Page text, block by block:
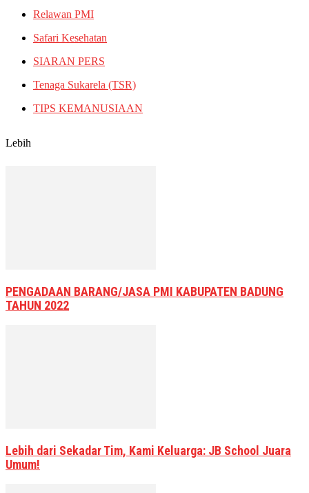
Relawan PMI
Safari Kesehatan
SIARAN PERS
Tenaga Sukarela (TSR)
TIPS KEMANUSIAAN
Lebih
PENGADAAN BARANG/JASA PMI KABUPATEN BADUNG
TAHUN 2022
Lebih dari Sekadar Tim, Kami Keluarga: JB School Juara
Umum!